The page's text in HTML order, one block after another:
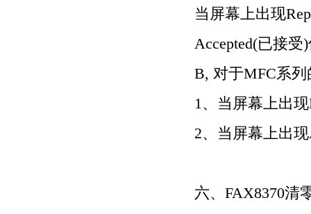
当屏幕上出现
Accepted(已接受)
B, 对于MFC系
1、当屏幕上出现
2、当屏幕上出现
六、 FAX8370清